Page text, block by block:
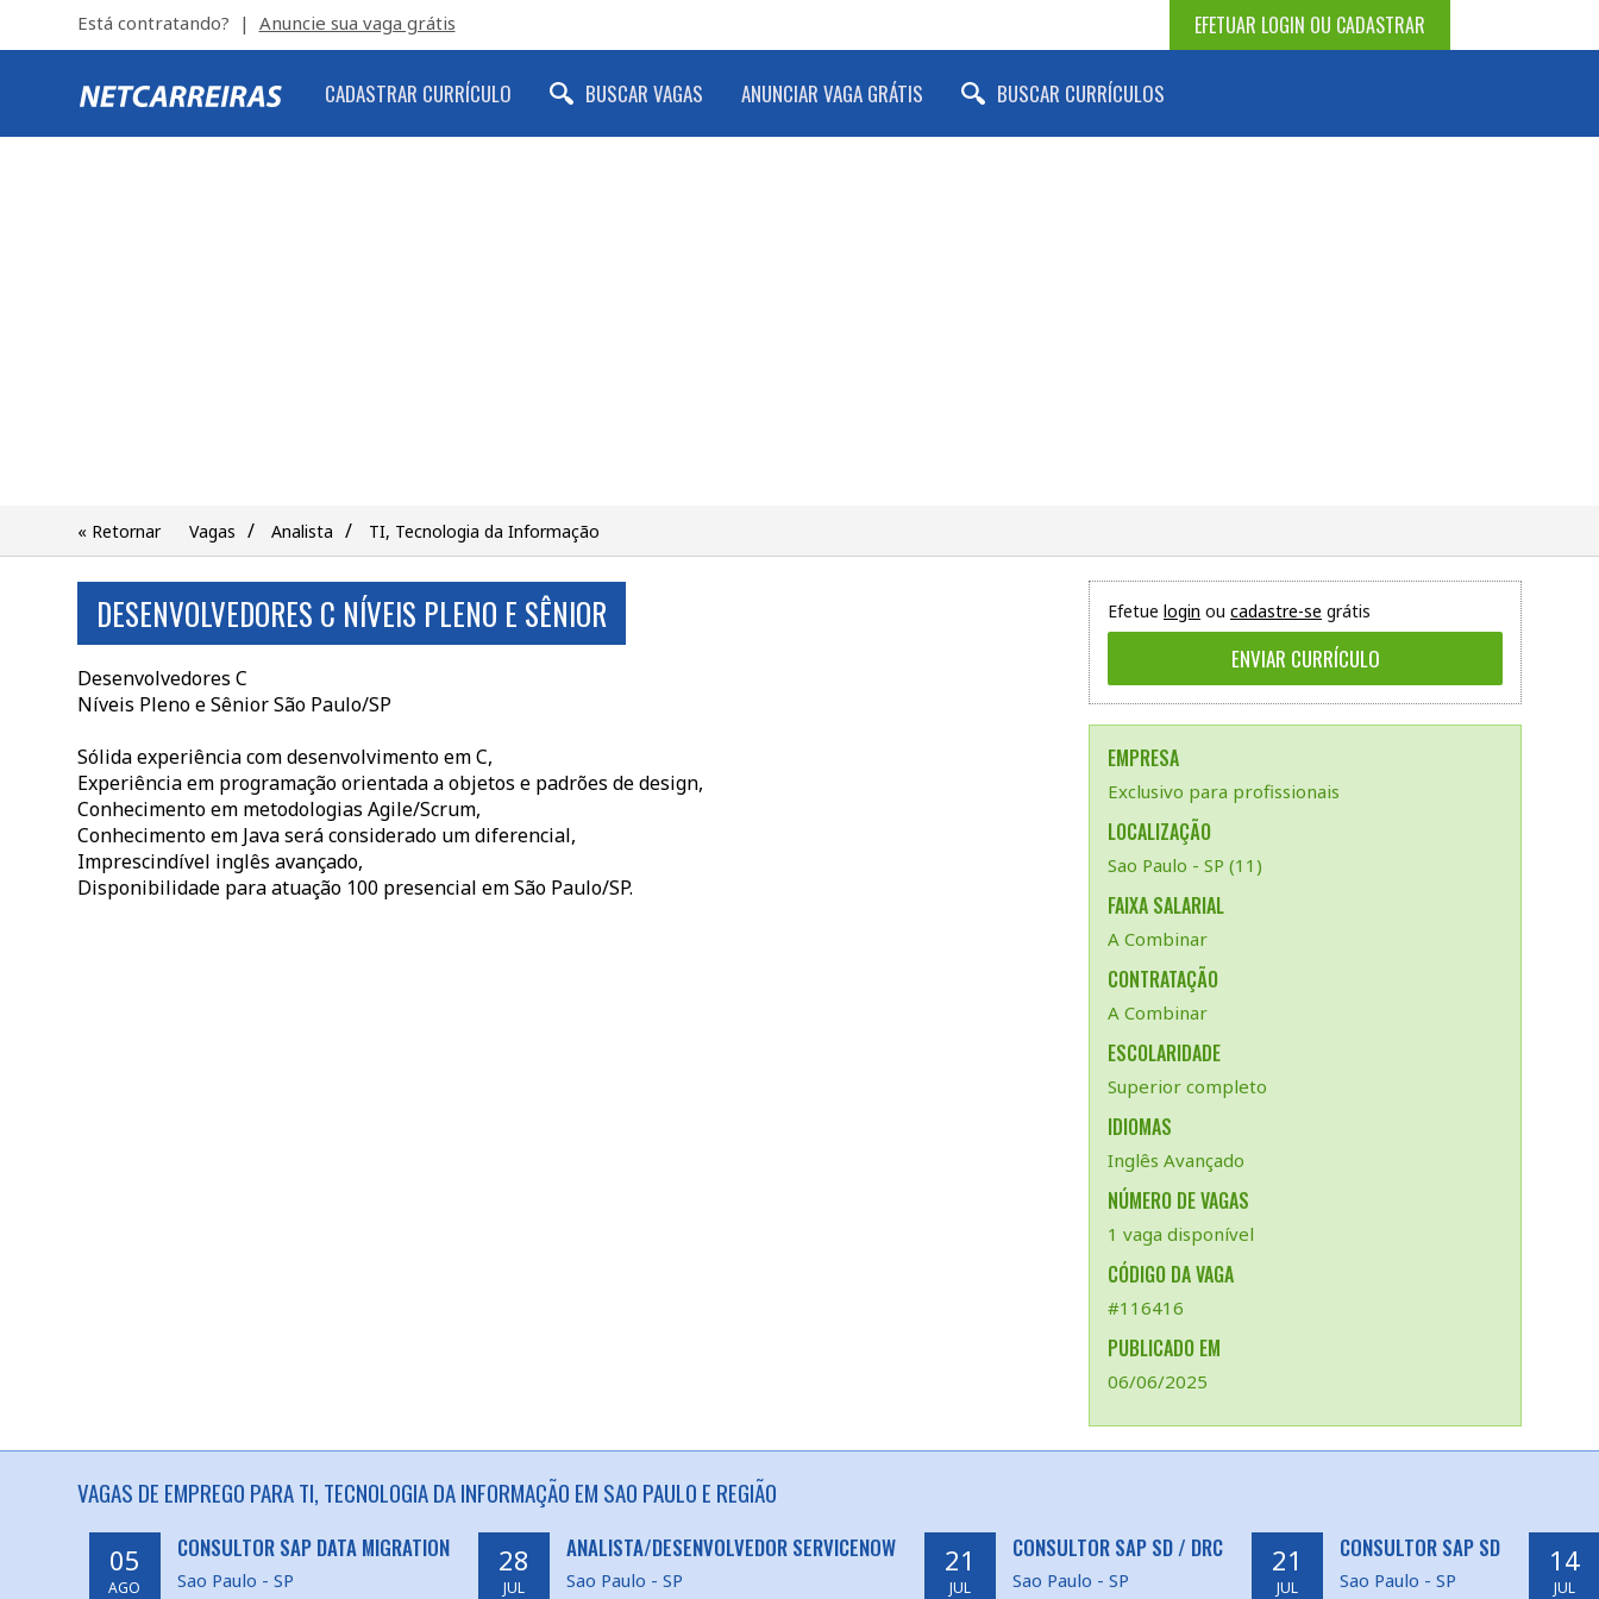
EFETUAR LOGIN OU CADASTRAR
Está contratando? | Anuncie sua vaga grátis
CADASTRAR CURRÍCULO BUSCAR VAGAS ANUNCIAR VAGA GRÁTIS BUSCAR CURRÍCULOS
« Retornar Vagas / Analista / TI, Tecnologia da Informação
Efetue login ou cadastre-se grátis
EMPRESA
Exclusivo para profissionais
LOCALIZAÇÃO
Sao Paulo - SP (11)
FAIXA SALARIAL
A Combinar
CONTRATAÇÃO
A Combinar
ESCOLARIDADE
Superior completo
IDIOMAS
Inglês Avançado
NÚMERO DE VAGAS
1 vaga disponível
CÓDIGO DA VAGA
#116416
PUBLICADO EM
06/06/2025
DESENVOLVEDORES C NÍVEIS PLENO E SÊNIOR
Desenvolvedores C
Níveis Pleno e Sênior São Paulo/SP
Sólida experiência com desenvolvimento em C,
Experiência em programação orientada a objetos e padrões de design,
Conhecimento em metodologias Agile/Scrum,
Conhecimento em Java será considerado um diferencial,
Imprescindível inglês avançado,
Disponibilidade para atuação 100 presencial em São Paulo/SP.
VAGAS DE EMPREGO PARA TI, TECNOLOGIA DA INFORMAÇÃO EM SAO PAULO E REGIÃO
05
AGO
CONSULTOR SAP DATA MIGRATION
Sao Paulo - SP
28
JUL
ANALISTA/DESENVOLVEDOR SERVICENOW
Sao Paulo - SP
21
JUL
CONSULTOR SAP SD / DRC
Sao Paulo - SP
21
JUL
CONSULTOR SAP SD
Sao Paulo - SP
14
JUL